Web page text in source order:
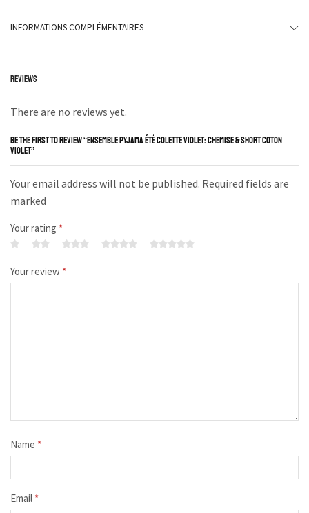
INFORMATIONS COMPLÉMENTAIRES
REVIEWS
There are no reviews yet.
BE THE FIRST TO REVIEW “ENSEMBLE PYJAMA ÉTÉ COLETTE VIOLET: CHEMISE & SHORT COTON
VIOLET”
Your email address will not be published. Required fields are
marked
Your rating *
Your review *
Name *
Email *